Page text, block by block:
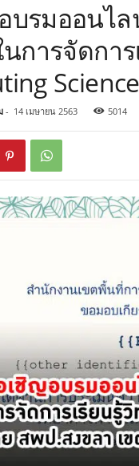
บรมออนไล
นการจัดก
- 14 เมษายน 2563 5014